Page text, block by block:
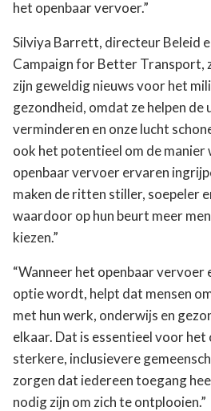
het openbaar vervoer.”
Silviya Barrett, directeur Beleid
Campaign for Better Transport,
zijn geweldig nieuws voor het
gezondheid, omdat ze helpen
verminderen en onze lucht
ook het potentieel om de manier
openbaar vervoer ervaren
maken de ritten stiller, soepeler
waardoor op hun beurt meer
kiezen.”
“Wanneer het openbaar vervoer
optie wordt, helpt dat mensen
met hun werk, onderwijs en
elkaar. Dat is essentieel voor het
sterkere, inclusievere
zorgen dat iedereen toegang
nodig zijn om zich te ontplooien.”